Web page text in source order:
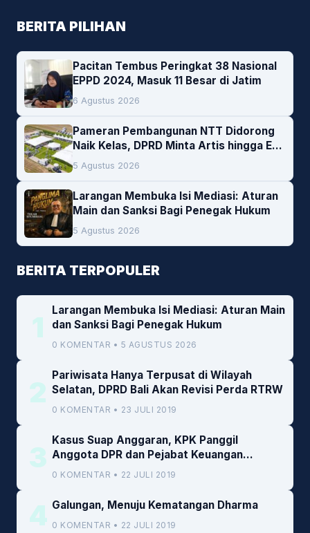
BERITA PILIHAN
Pacitan Tembus Peringkat 38 Nasional
EPPD 2024, Masuk 11 Besar di Jatim
6 Agustus 2026
Pameran Pembangunan NTT Didorong
Naik Kelas, DPRD Minta Artis hingga EO
Lokal Jadi Prioritas
5 Agustus 2026
Larangan Membuka Isi Mediasi: Aturan
Main dan Sanksi Bagi Penegak Hukum
5 Agustus 2026
BERITA TERPOPULER
1
Larangan Membuka Isi Mediasi: Aturan Main
dan Sanksi Bagi Penegak Hukum
0 KOMENTAR • 5 AGUSTUS 2026
2
Pariwisata Hanya Terpusat di Wilayah
Selatan, DPRD Bali Akan Revisi Perda RTRW
0 KOMENTAR • 23 JULI 2019
3
Kasus Suap Anggaran, KPK Panggil
Anggota DPR dan Pejabat Keuangan
Kemenkeu
0 KOMENTAR • 22 JULI 2019
4 Galungan, Menuju Kematangan Dharma
0 KOMENTAR • 22 JULI 2019